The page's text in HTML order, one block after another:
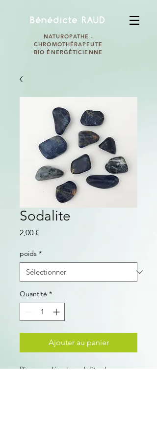
Bénédicte RAUD
NATUROPATHE -
CHROMOTHÉRAPEUTE
BIO ÉNERGÉTICIENNE
Sodalite
2,00 €
poids *
Quantité *
Ajouter au panier
Pierre roulée de sodalite du